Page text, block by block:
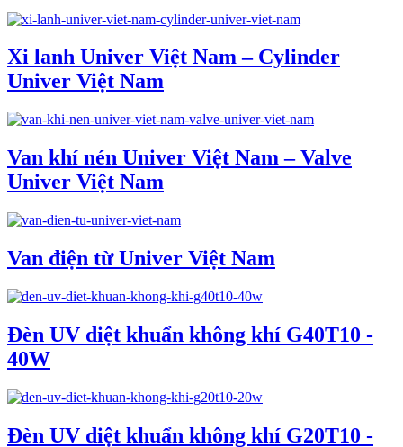
Xi lanh Univer Việt Nam – Cylinder
Univer Việt Nam
Van khí nén Univer Việt Nam – Valve
Univer Việt Nam
Van điện từ Univer Việt Nam
Đèn UV diệt khuẩn không khí G40T10 -
40W
Đèn UV diệt khuẩn không khí G20T10 -